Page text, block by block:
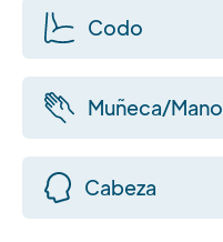
Codo
Muñeca/Mano
Cabeza